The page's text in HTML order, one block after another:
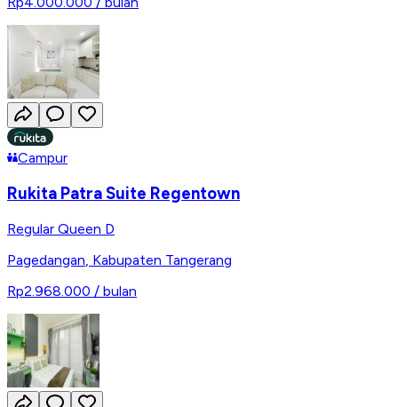
Campur
Rukita Patra Suite Regentown
Regular Queen D
Pagedangan Kabupaten Tangerang
Rp2.968.000 / bulan